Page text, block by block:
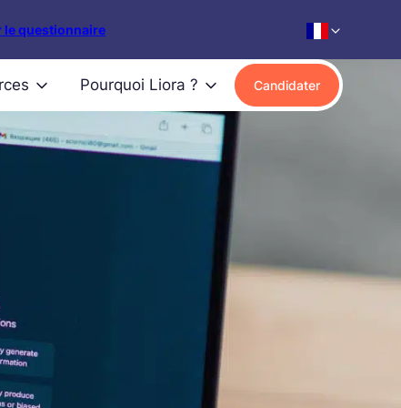
le questionnaire
Pourquoi Liora ? Candidater